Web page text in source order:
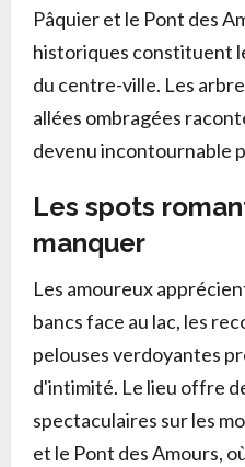
Pâquier et le Pont des
historiques constituent
du centre-ville. Les
allées ombragées
devenu incontournable
Les spots
manquer
Les amoureux
bancs face au lac, les
pelouses verdoyantes
d'intimité. Le lieu offre
spectaculaires sur les
et le Pont des Amours,